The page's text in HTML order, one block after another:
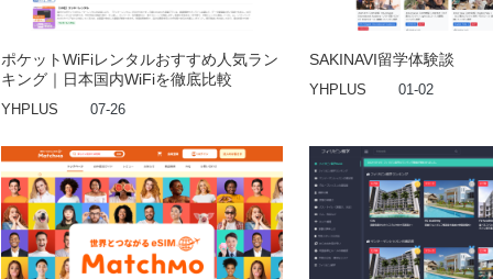
ポケットWiFiレンタルおすすめ人気ラン
キング｜日本国内WiFiを徹底比較
YHPLUS 07-26
SAKINAVI留学体験談
YHPLUS 01-02